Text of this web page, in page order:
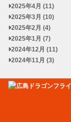
2025年4月 (11)
2025年3月 (10)
2025年2月 (4)
2025年1月 (7)
2024年12月 (11)
2024年11月 (3)